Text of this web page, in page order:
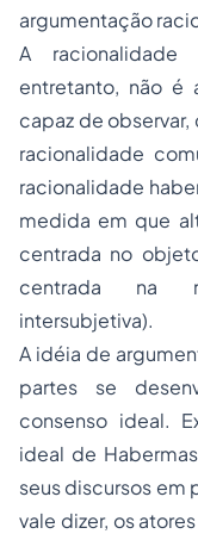
argumentação
A racionalidade
entretanto, não é
capaz de
racionalidade
racionalidade
medida em que
centrada no
centrada na
intersubjetiva).
A idéia de
partes se
consenso ideal.
ideal de
seus discursos
vale dizer, os